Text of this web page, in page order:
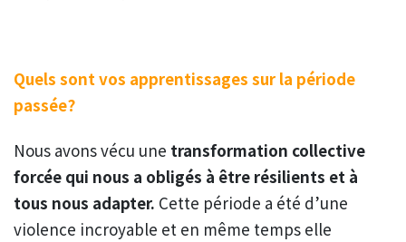
Quels sont vos apprentissages sur la période
passée?
Nous avons vécu une transformation collective
forcée qui nous a obligés à être résilients et à
tous nous adapter. Cette période a été d’une
violence incroyable et en même temps elle